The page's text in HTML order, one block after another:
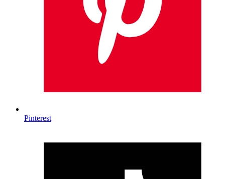
Pinterest